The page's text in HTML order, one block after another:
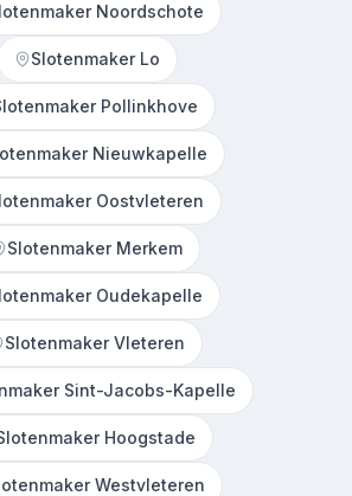
Noordschote
Slotenmaker Lo
Pollinkhove
Nieuwkapelle
Oostvleteren
Slotenmaker Merkem
Oudekapelle
Slotenmaker Vleteren
Sint-Jacobs-Kapelle
Hoogstade
Westvleteren